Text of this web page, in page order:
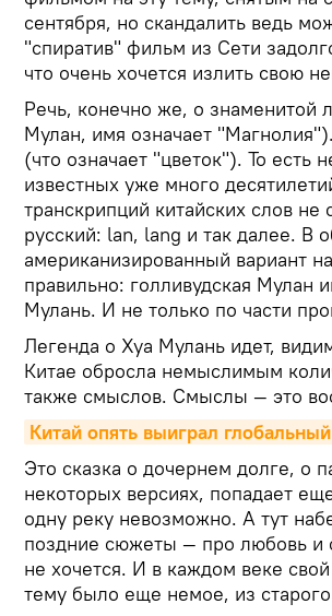
сентября, но скандалить ведь
"спиратив" фильм из Сети
что очень хочется излить свою
Речь, конечно же, о знаменитой
Мулан, имя означает
(что означает "цветок"). То есть
известных уже много
транскрипций китайских слов не
русский: lan, lang и так далее. В
американизированный вариант
правильно: голливудская Мулан
Мулань. И не только по части
Легенда о Хуа Мулань идет,
Китае обросла немыслимым
также смыслов. Смыслы — это
Китай опять выиграл
Это сказка о дочернем долге, о
некоторых версиях, попадает
одну реку невозможно. А тут
поздние сюжеты — про любовь и
не хочется. И в каждом веке
тему было еще немое, из